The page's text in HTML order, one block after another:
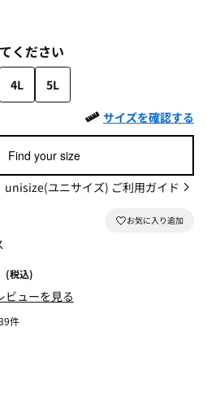
ください
4L
5L
サイズを確認する
Find your size
unisize(ユニサイズ) ご利用ガイド
(税込)
ビューを見る
件